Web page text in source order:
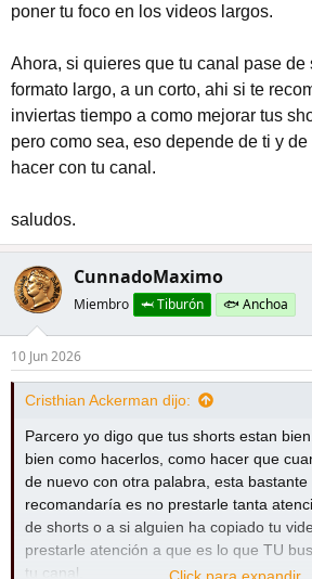
poner tu foco en los videos largos.
Ahora, si quieres que tu canal pase de
formato largo, a un corto, ahi si te
inviertas tiempo a como mejorar tus
pero como sea, eso depende de ti y
hacer con tu canal.
saludos.
CunnadoMaximo
Miembro 🦈 Tiburón 🐟 Anchoa
10 Jun 2026
Cristhian Ackerman dijo:
Parcero yo digo que tus shorts estan
bien como hacerlos, como hacer que
de nuevo con otra palabra, esta
recomandaría es no prestarle tanta
de shorts o a si alguien ha copiado tu
prestarle atención a que es lo que TU
tu canal.